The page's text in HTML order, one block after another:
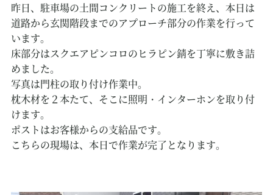
昨日、駐車場の土間コンクリートの施工を終え、本日は
道路から玄関階段までのアプローチ部分の作業を行って
います。
床部分はスクエアピンコロのヒラピン錆を丁寧に敷き詰
めました。
写真は門柱の取り付け作業中。
枕木材を２本たて、そこに照明・インターホンを取り付
けます。
ポストはお客様からの支給品です。
こちらの現場は、本日で作業が完了となります。